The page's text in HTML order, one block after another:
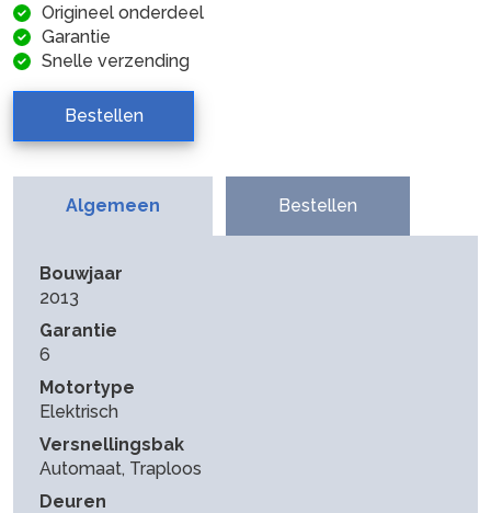
Origineel onderdeel
Garantie
Snelle verzending
Bestellen
Algemeen Bestellen
Bouwjaar
2013
Garantie
6
Motortype
Elektrisch
Versnellingsbak
Automaat, Traploos
Deuren